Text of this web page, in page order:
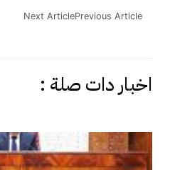
Previous Article
Next Article
اخبار دات صلة :